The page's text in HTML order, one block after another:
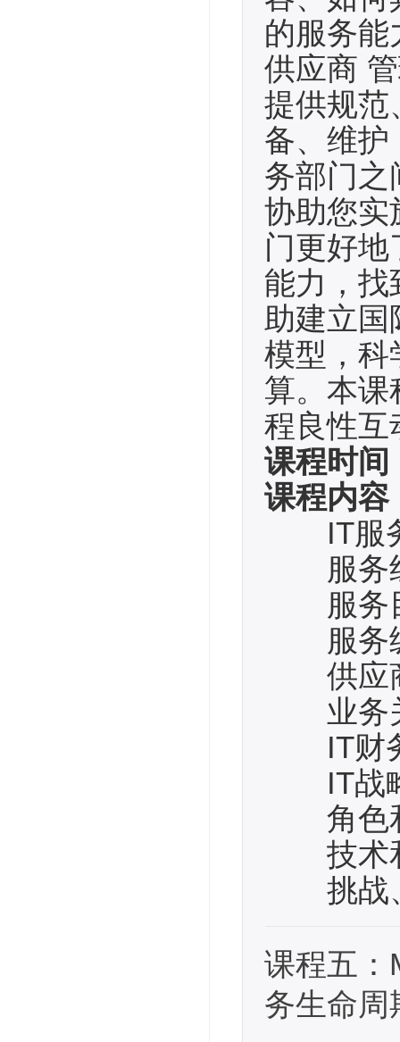
的服务
供应商
提供规范
备、维护
务部门之
协助您实
门更好
能力，找
助建立国
模型，科
算。本课
程良性互
课程时间
课程内容
IT服
服务
服务
服务
供应
业务
IT财
IT战
角色
技术和
挑战、
课程五：
务生命周